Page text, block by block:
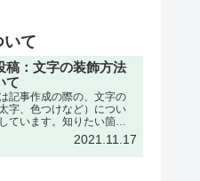
て
稿：文字の装飾方法
て
記事作成の際の、文字の
字、色つけなど）につい
ています。知りたい箇所
細を表示」を選択して、手
認して下さい。※記事の作
などの基本操作は下記の
2021.11.17